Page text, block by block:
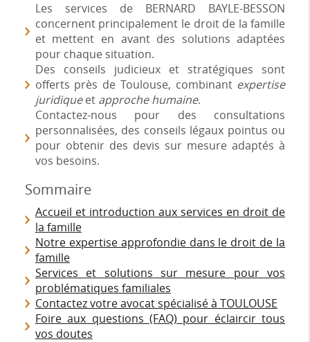
Les services de BERNARD BAYLE-BESSON
concernent principalement le droit de la famille
et mettent en avant des solutions adaptées
pour chaque situation.
Des conseils judicieux et stratégiques sont
offerts près de Toulouse, combinant expertise
juridiqueet approche humaine.
Contactez-nous pour des consultations
personnalisées, des conseils légaux pointus ou
pour obtenir des devis sur mesure adaptés à
vos besoins.
Sommaire
Accueil et introduction aux services en droit de
la famille
Notre expertise approfondie dans le droit de la
famille
Services et solutions sur mesure pour vos
problématiques familiales
Contactez votre avocat spécialisé à TOULOUSE
Foire aux questions (FAQ) pour éclaircir tous
vos doutes